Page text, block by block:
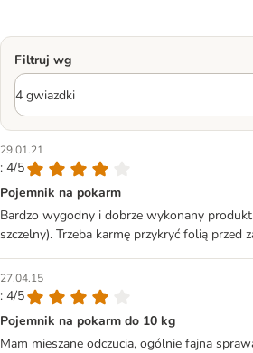
Filtruj wg
29.01.21
: 4/5
Pojemnik na pokarm
Bardzo wygodny i dobrze wykonany
szczelny). Trzeba karmę przykryć folią przed
27.04.15
: 4/5
Pojemnik na pokarm do 10 kg
Mam mieszane odczucia, ogólnie fajna